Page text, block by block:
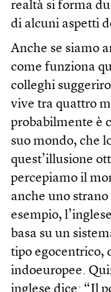
realtà si forma
di alcuni aspetti
Anche se siamo
come funziona
colleghi
vive tra quattro
probabilmente è
suo mondo, che
quest’illusione
percepiamo il
anche uno
esempio,
basa su un
tipo egocentrico,
indoeuropee.